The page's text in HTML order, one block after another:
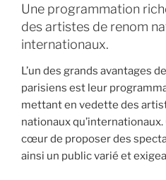
Une programmation
des artistes de renom
internationaux.
L’un des grands avantages
parisiens est leur
mettant en vedette des
nationaux
cœur de proposer des
ainsi un public varié et